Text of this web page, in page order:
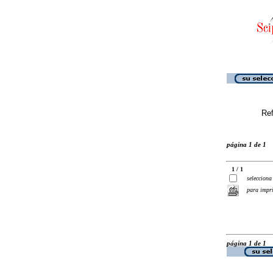
página 1 de 1
1 / 1
selecciona
para
página 1 de 1